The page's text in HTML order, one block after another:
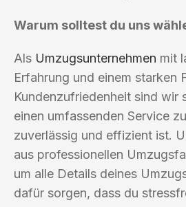
Warum solltest du uns
Als Umzugsunternehmen mit
Erfahrung und einem starken
Kundenzufriedenheit sind wir
einen umfassenden Service
zuverlässig und effizient ist.
aus professionellen
um alle Details deines
dafür sorgen, dass du